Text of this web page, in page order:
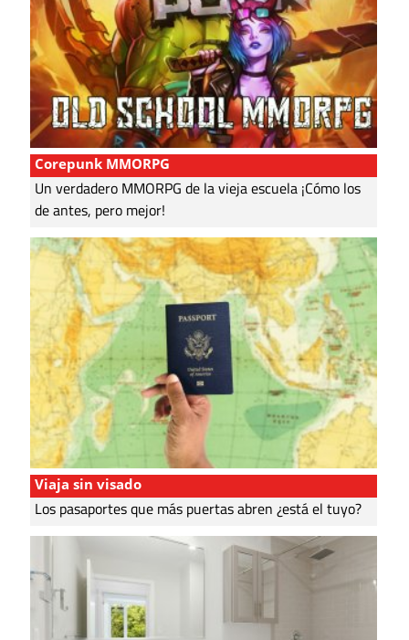
Corepunk MMORPG
Un verdadero MMORPG de la vieja escuela ¡Cómo los
de antes, pero mejor!
Viaja sin visado
Los pasaportes que más puertas abren ¿está el tuyo?